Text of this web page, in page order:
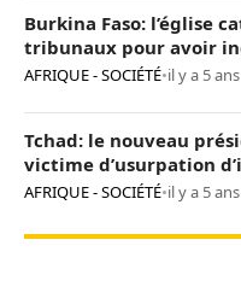
Burkina Faso: l’église
tribunaux pour avoir
AFRIQUE - SOCIÉTÉ•il y a 5 ans
Tchad: le nouveau
victime d’usurpation
AFRIQUE - SOCIÉTÉ•il y a 5 ans